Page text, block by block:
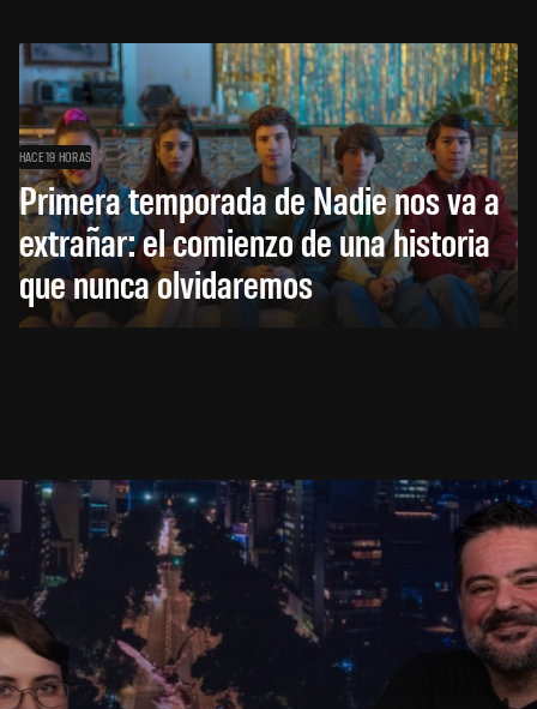
HACE 19 HORAS
Primera temporada de Nadie nos va a
extrañar: el comienzo de una historia
que nunca olvidaremos